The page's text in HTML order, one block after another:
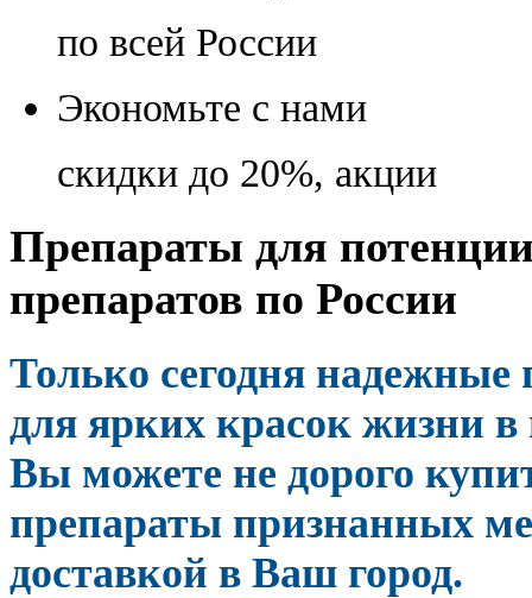
по всей России
Экономьте с нами
скидки до 20%, акции
Препараты для
препаратов по России
Только сегодня
для ярких красок жизни в
Вы можете не дорого
препараты признанных
доставкой в Ваш город.